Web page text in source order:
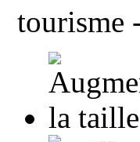
tourisme